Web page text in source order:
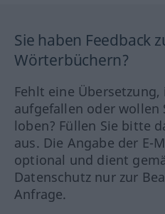
Sie haben Feedback
Wörterbüchern?
Fehlt eine
aufgefallen oder wollen
loben? Füllen Sie bitte
aus. Die Angabe der E-
optional und dient
Datenschutz nur zur
Anfrage.